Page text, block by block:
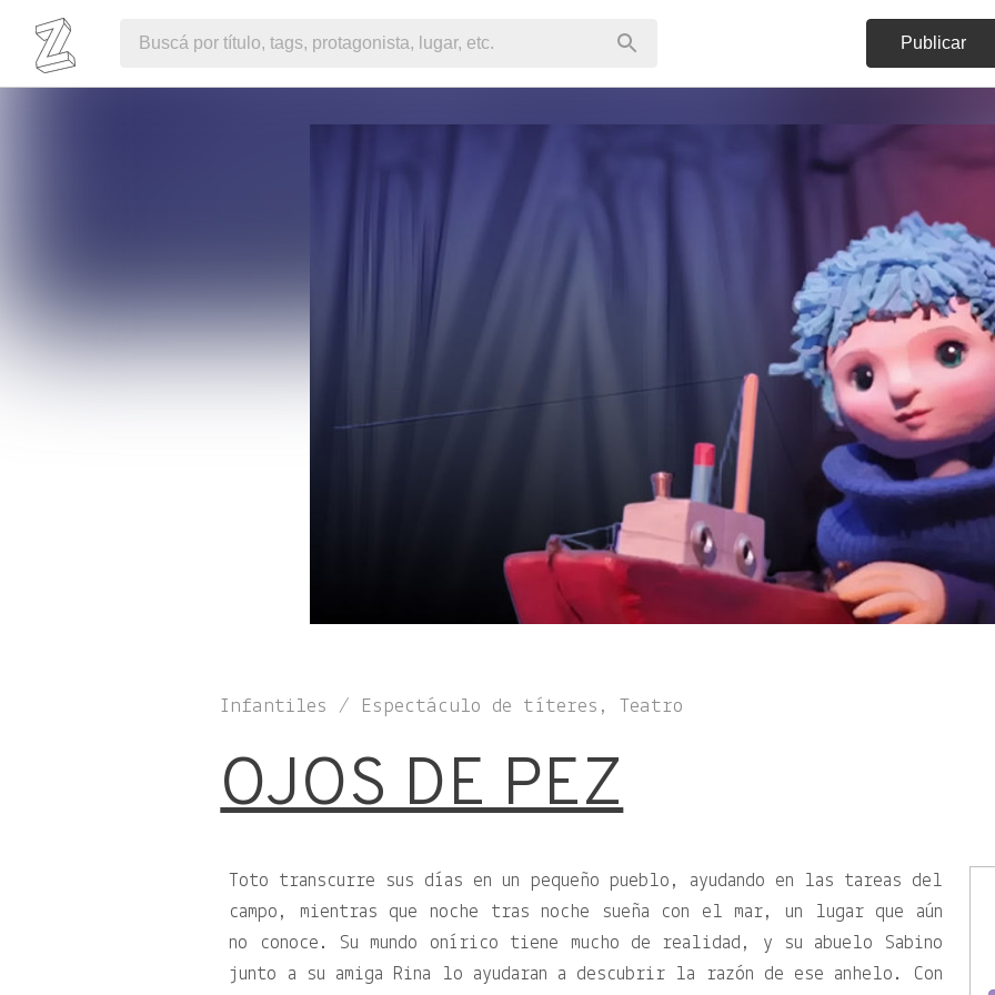
Publicar
Infantiles / Espectáculo de títeres, Teatro
OJOS DE PEZ
Toto transcurre sus días en un pequeño pueblo, ayudando en las tareas del
campo, mientras que noche tras noche sueña con el mar, un lugar que aún
no conoce. Su mundo onírico tiene mucho de realidad, y su abuelo Sabino
junto a su amiga Rina lo ayudaran a descubrir la razón de ese anhelo. Con